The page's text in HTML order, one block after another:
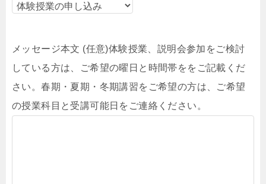
メッセージ本文 (任意)体験授業、説明会参加をご検討
している方は、ご希望の曜日と時間帯ををご記載くだ
さい。春期・夏期・冬期講習をご希望の方は、ご希望
の授業科目と受講可能日をご連絡ください。